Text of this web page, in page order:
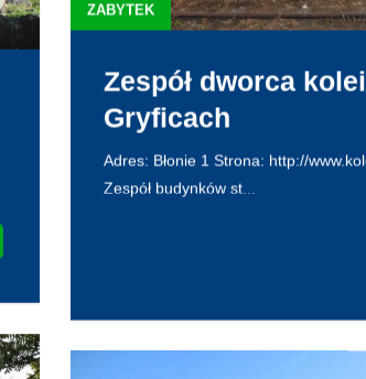
ZABYTEK
Zespół dworca
Gryficach
Adres: Błonie 1 Strona: http://
Zespół budynków st...